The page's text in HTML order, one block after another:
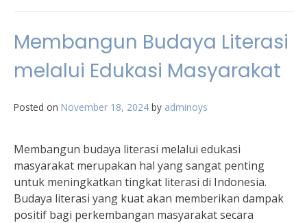
Membangun Budaya Literasi
melalui Edukasi Masyarakat
Posted on November 18, 2024 by adminoys
Membangun budaya literasi melalui edukasi
masyarakat merupakan hal yang sangat penting
untuk meningkatkan tingkat literasi di Indonesia.
Budaya literasi yang kuat akan memberikan dampak
positif bagi perkembangan masyarakat secara